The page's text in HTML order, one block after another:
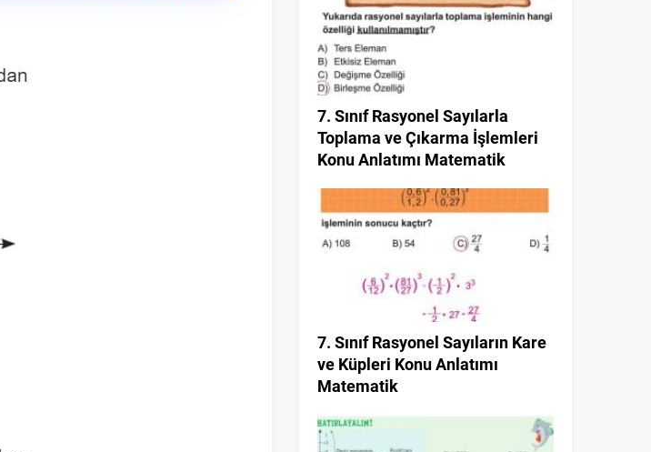
7. Sınıf Rasyonel Sayılarla
Toplama ve Çıkarma İşlemleri
Konu Anlatımı Matematik
7. Sınıf Rasyonel Sayıların Kare
ve Küpleri Konu Anlatımı
Matematik